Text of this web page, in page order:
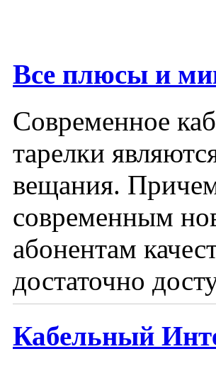
Все плюсы и
Современное
тарелки
вещания. Причем
современным
абонентам
достаточно
Кабельный